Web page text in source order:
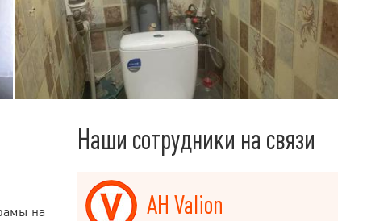
на
Наши сотрудники на связи
АН Valion